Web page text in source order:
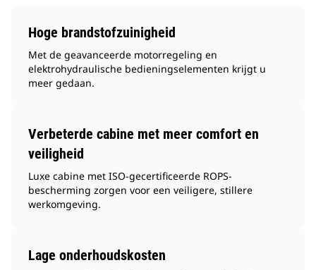
Hoge brandstofzuinigheid
Met de geavanceerde motorregeling en
elektrohydraulische bedieningselementen krijgt u
meer gedaan.
Verbeterde cabine met meer comfort en
veiligheid
Luxe cabine met ISO-gecertificeerde ROPS-
bescherming zorgen voor een veiligere, stillere
werkomgeving.
Lage onderhoudskosten